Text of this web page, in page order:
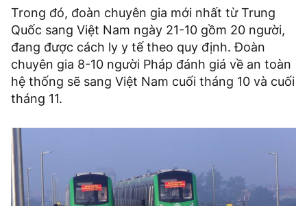
Trong đó, đoàn chuyên gia mới nhất từ Trung
Quốc sang Việt Nam ngày 21-10 gồm 20 người,
đang được cách ly y tế theo quy định. Đoàn
chuyên gia 8-10 người Pháp đánh giá về an toàn
hệ thống sẽ sang Việt Nam cuối tháng 10 và cuối
tháng 11.